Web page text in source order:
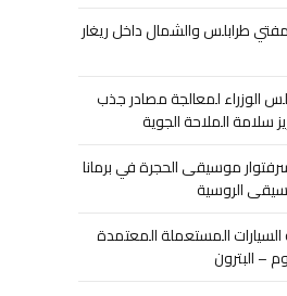
طرابلس والشمال داخل ريغار
الوزراء لمعالجة مصادر جذب
سلامة الملاحة الجوية
موسيقى الحجرة في برمانا
الروسية
السيارات المستعملة المعتمدة
– البترون